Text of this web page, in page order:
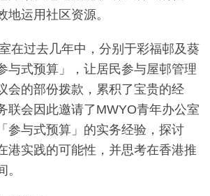
地运用社区资源。
在过去几年中，分别于彩福邨及葵
与式预算」，让居民参与屋邨管理
会的部份拨款，累积了宝贵的经
联会因此邀请了MWYO青年办公室
参与式预算」的实务经验，探讨
港实践的可能性，并思考在香港推